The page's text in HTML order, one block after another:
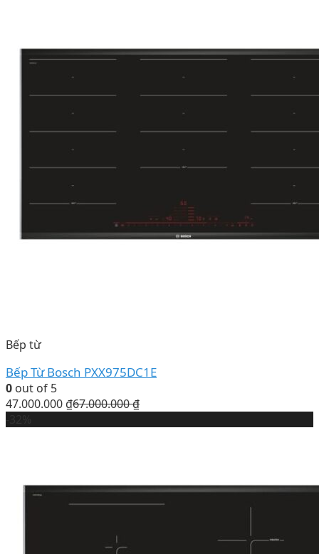
Bếp từ
Bếp Từ Bosch PXX975DC1E
0 out of 5
47.000.000 ₫67.000.000₫